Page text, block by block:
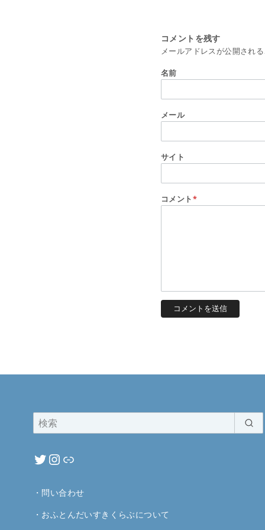
コメントを残す
メールアドレスが公開され
名前
メール
サイト
コメント*
・ 問い合わせ
・ おふとんだいすきくらぶについて